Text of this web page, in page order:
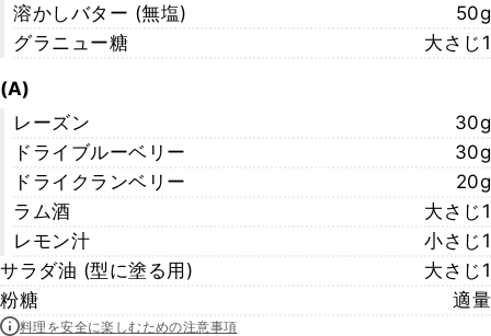
溶かしバター (無塩)
50g
グラニュー糖
大さじ1
(A)
レーズン
30g
ドライブルーベリー
30g
ドライクランベリー
20g
ラム酒
大さじ1
レモン汁
小さじ1
サラダ油 (型に塗る用)
大さじ1
粉糖
適量
料理を安全に楽しむための注意事項